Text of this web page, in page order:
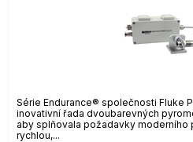
Série Endurance® společnosti Fluke
inovativní řada dvoubarevných
aby splňovala požadavky moderního
rychlou,...